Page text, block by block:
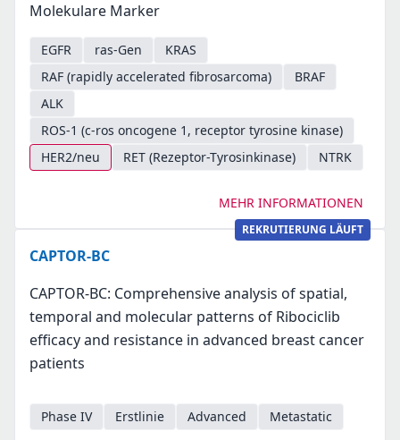
Molekulare Marker
EGFR ras-Gen
KRAS
RAF (rapidly accelerated fibrosarcoma)
BRAF
ALK
ROS-1 (c-ros oncogene 1, receptor tyrosine kinase)
HER2/neu
RET (Rezeptor-Tyrosinkinase) NTRK
MEHR INFORMATIONEN
REKRUTIERUNG LÄUFT
CAPTOR-BC
CAPTOR-BC: Comprehensive analysis of spatial,
temporal and molecular patterns of Ribociclib
efficacy and resistance in advanced breast cancer
patients
Phase IV Erstlinie Advanced Metastatic